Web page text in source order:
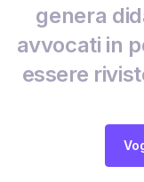
genera
avvocati in
essere